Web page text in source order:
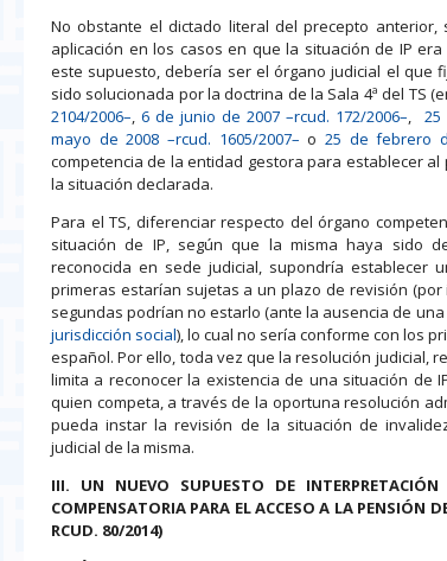
No obstante el dictado literal del precepto
aplicación en los casos en que la situación de IP
este supuesto, debería ser el órgano judicial el que
sido solucionada por la doctrina de la Sala 4ª del TS
2104/2006– ,6 de junio de 2007 –rcud. 172/2006– 25
mayo de 2008 –rcud. 1605/2007– o 25 de febrero
competencia de la entidad gestora para establecer
la situación declarada.
Para el TS, diferenciar respecto del órgano
situación de IP, según que la misma haya sido
reconocida en sede judicial, supondría establecer
primeras estarían sujetas a un plazo de revisión (por
segundas podrían no estarlo (ante la ausencia de
jurisdicción social), lo cual no sería conforme con los
español. Por ello, toda vez que la resolución judicial,
limita a reconocer la existencia de una situación de
quien competa, a través de la oportuna resolución
pueda instar la revisión de la situación de
judicial de la misma.
III. UN NUEVO SUPUESTO DE
COMPENSATORIA PARA EL ACCESO A LA PENSIÓN
RCUD. 80/2014)